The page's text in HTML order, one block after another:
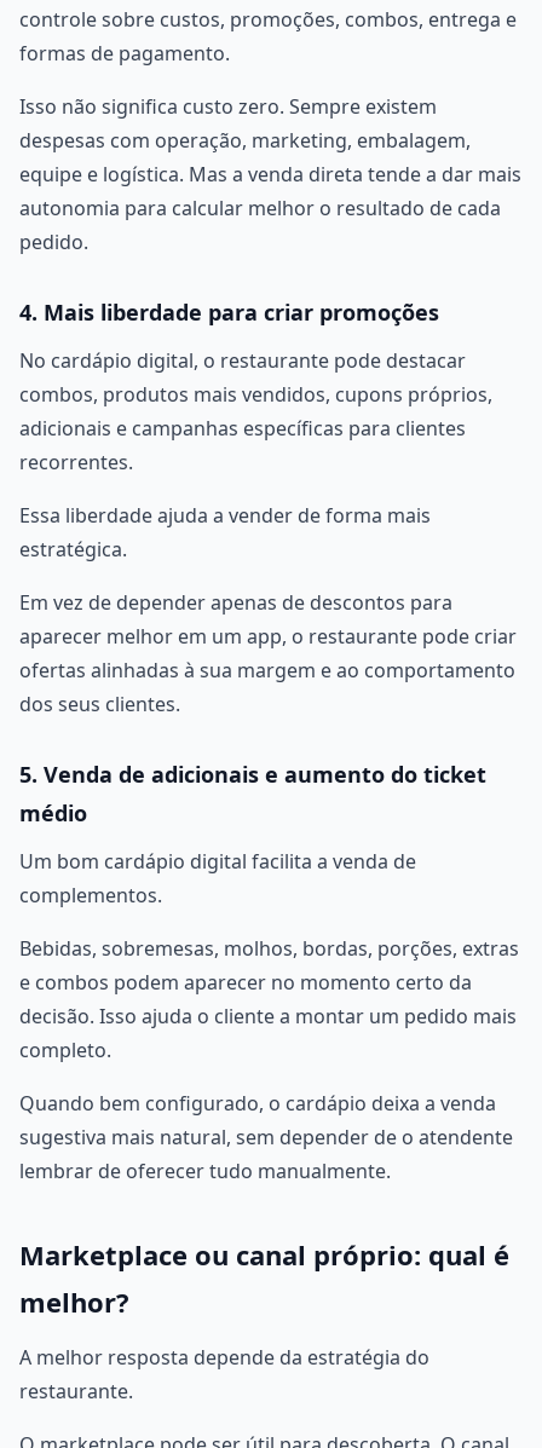
controle sobre custos, promoções, combos, entrega e
formas de pagamento.
Isso não significa custo zero. Sempre existem
despesas com operação, marketing, embalagem,
equipe e logística. Mas a venda direta tende a dar mais
autonomia para calcular melhor o resultado de cada
pedido.
4. Mais liberdade para criar promoções
No cardápio digital, o restaurante pode destacar
combos, produtos mais vendidos, cupons próprios,
adicionais e campanhas específicas para clientes
recorrentes.
Essa liberdade ajuda a vender de forma mais
estratégica.
Em vez de depender apenas de descontos para
aparecer melhor em um app, o restaurante pode criar
ofertas alinhadas à sua margem e ao comportamento
dos seus clientes.
5. Venda de adicionais e aumento do ticket
médio
Um bom cardápio digital facilita a venda de
complementos.
Bebidas, sobremesas, molhos, bordas, porções, extras
e combos podem aparecer no momento certo da
decisão. Isso ajuda o cliente a montar um pedido mais
completo.
Quando bem configurado, o cardápio deixa a venda
sugestiva mais natural, sem depender de o atendente
lembrar de oferecer tudo manualmente.
Marketplace ou canal próprio: qual é
melhor?
A melhor resposta depende da estratégia do
restaurante.